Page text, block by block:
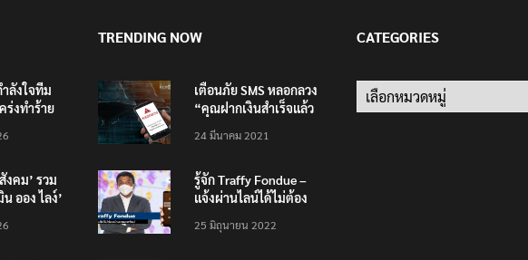
ลังใจทีม
ร่งทำร้าย
งคม’ รวม
ออง ไลง์’
ร’
TRENDING NOW
เตือนภัย SMS หลอกลวง
“คุณฝากเงินสำเร็จแล้ว
200,000 บาท”
24 มีนาคม 2021
รู้จัก Traffy Fondue –
แจ้งผ่านไลน์ได้ไม่ต้อง
ทั่วไทย ไม่ใช่แค่ในกรุง
25 มิถุนายน 2022
CATEGORIES
Categories